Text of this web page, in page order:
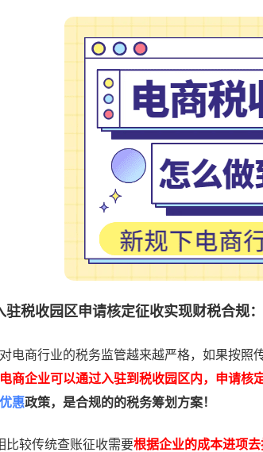
驻税收园区申请核定征收实现财税合规：
商行业的税务监管越来越严格，如果按照
商企业可以通过入驻到税收园区内，申请核
惠政策，是合规的的税务筹划方案！
比较传统查账征收需要根据企业的成本进项